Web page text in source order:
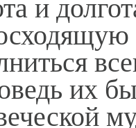
и
их